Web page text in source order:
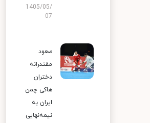
1405/05/
07
صعود
مقتدرانه
دختران
هاکی چمن
ایران به
نیمه‌نهایی